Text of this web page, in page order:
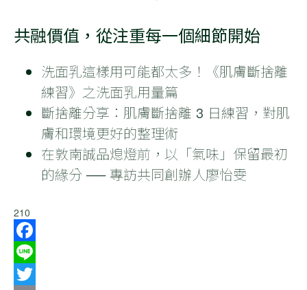
共融價值，從注重每一個細節開始
洗面乳這樣用可能都太多！《肌膚斷捨離
練習》之洗面乳用量篇
斷捨離分享：肌膚斷捨離 3 日練習，對肌
膚和環境更好的整理術
在敦南誠品熄燈前，以「氣味」保留最初
的緣分 ── 專訪共同創辦人廖怡雯
210
Facebook
Line